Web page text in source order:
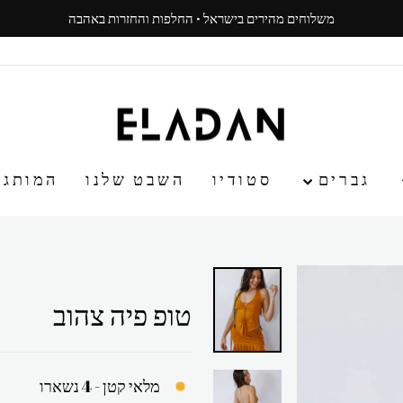
עצור
ניגון
משלוחים מהירים בישראל · החלפות והחזרות באהבה
גברים סטודיו השבט שלנו המותג
טופ פיה צהוב
מלאי קטן - 4 נשארו